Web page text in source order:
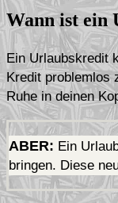
Wann ist ein
Ein Urlaubskredit
Kredit problemlos
Ruhe in deinen
ABER: Ein
bringen. Diese